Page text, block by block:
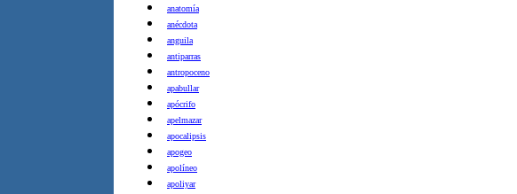
anatomía
anécdota
anguila
antiparras
antropoceno
apabullar
apócrifo
apelmazar
apocalipsis
apogeo
apolíneo
apoliyar